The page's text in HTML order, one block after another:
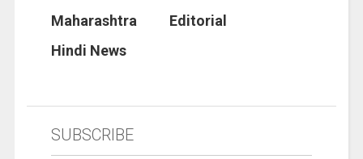
Maharashtra
Editorial
Hindi News
SUBSCRIBE